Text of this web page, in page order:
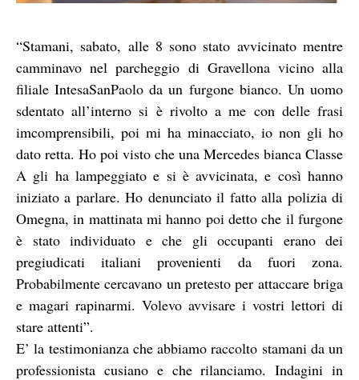
“Stamani, sabato, alle 8 sono stato avvicinato mentre
camminavo nel parcheggio di Gravellona vicino alla
filiale IntesaSanPaolo da un furgone bianco. Un uomo
sdentato all’interno si è rivolto a me con delle frasi
imcomprensibili, poi mi ha minacciato, io non gli ho
dato retta. Ho poi visto che una Mercedes bianca Classe
A gli ha lampeggiato e si è avvicinata, e così hanno
iniziato a parlare. Ho denunciato il fatto alla polizia di
Omegna, in mattinata mi hanno poi detto che il furgone
è stato individuato e che gli occupanti erano dei
pregiudicati italiani provenienti da fuori zona.
Probabilmente cercavano un pretesto per attaccare briga
e magari rapinarmi. Volevo avvisare i vostri lettori di
stare attenti”.
E’ la testimonianza che abbiamo raccolto stamani da un
professionista cusiano e che rilanciamo. Indagini in